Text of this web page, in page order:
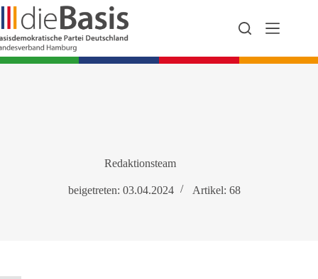
Zum
Inhalt
springen
Redaktionsteam
beigetreten: 03.04.2024 Artikel: 68